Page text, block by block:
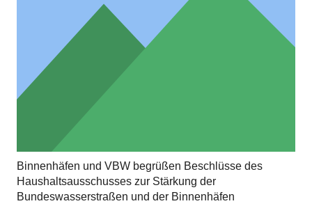
Binnenhäfen und VBW begrüßen Beschlüsse des
Haushaltsausschusses zur Stärkung der
Bundeswasserstraßen und der Binnenhäfen